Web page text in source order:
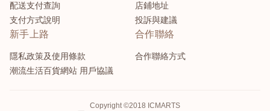
配送支付查詢
支付方式說明
店鋪地址
投訴與建議
新手上路
隱私政策及使用條款
潮流生活百貨網站 用戶協議
合作聯絡
合作聯絡方式
Copyright ©2018 ICMARTS